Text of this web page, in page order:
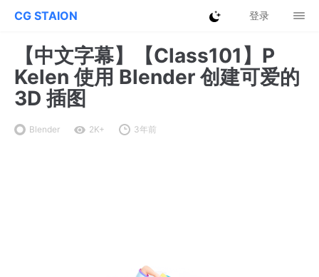
CG STAION 登录
【中文字幕】【Class101】P
Kelen 使用 Blender 创建可爱的
3D 插图
Blender 2K+ 3年前